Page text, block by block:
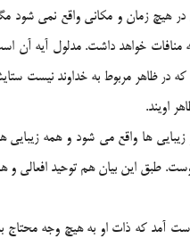
هيچ زمان و مكاني واقع نمي شود
منافات خواهد داشت. مدلول آيه
در ظاهر مربوط به خداوند نيست
اويند.
ها واقع مي شود و همه زيبايي
طبق اين بيان هم توحيد افعالي
آمد كه ذات او به هيچ وجه محتاج